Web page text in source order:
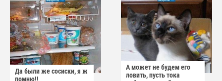
Да были же сосиски, я ж
помню!!
А может не будем его
ловить, пусть тока